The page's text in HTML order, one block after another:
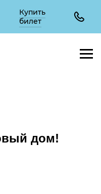
Купить
билет
дом!